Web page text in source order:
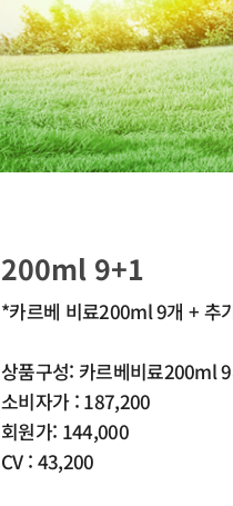
200ml 9+1
*카르베 비료200ml 9개 + 추
상품구성: 카르베비료200ml
소비자가 : 187,200
회원가: 144,000
CV : 43,200